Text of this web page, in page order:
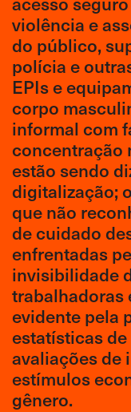
violência e
do público,
polícia e
EPIs e
corpo
informal com
concentração
estão sendo
digitalização;
que não
de cuidado
enfrentadas
invisibilidade
trabalhadoras
evidente pela
estatísticas
avaliações de
estímulos
gênero.